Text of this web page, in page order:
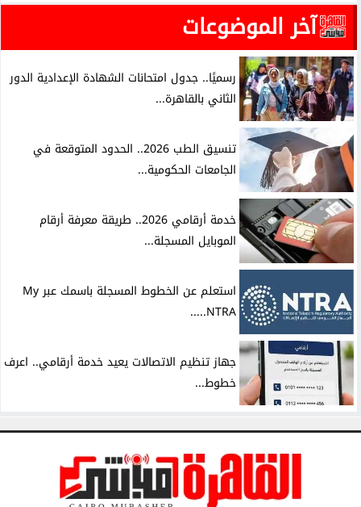
آخر الموضوعات
رسميًا.. جدول امتحانات الشهادة الإعدادية الدور
الثاني بالقاهرة...
تنسيق الطب 2026.. الحدود المتوقعة في
الجامعات الحكومية...
خدمة أرقامي 2026.. طريقة معرفة أرقام
الموبايل المسجلة...
استعلم عن الخطوط المسجلة باسمك عبر My
NTRA.....
جهاز تنظيم الاتصالات يعيد خدمة أرقامي.. اعرف
خطوط...